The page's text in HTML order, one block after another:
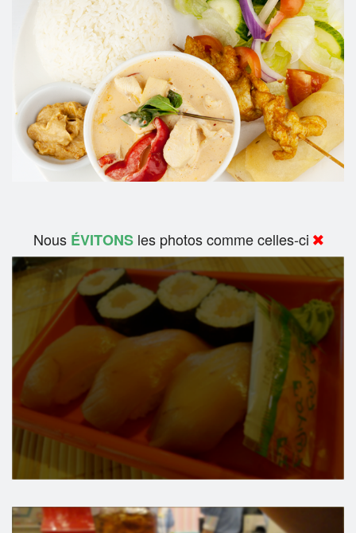
Nous ÉVITONSles photos comme celles-ci